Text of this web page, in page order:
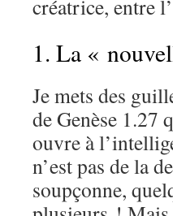
créatrice, entre
1. La «
Je mets des
de Genèse 1.27
ouvre à
n’est pas de la
soupçonne,